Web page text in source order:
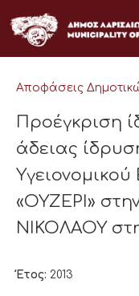
στο
περιεχόμενο
Αποφάσεις
Προέγκριση
άδειας
«ΟΥΖΕΡΙ»
ΝΙΚΟΛΑΟΥ
Έτος: 2013